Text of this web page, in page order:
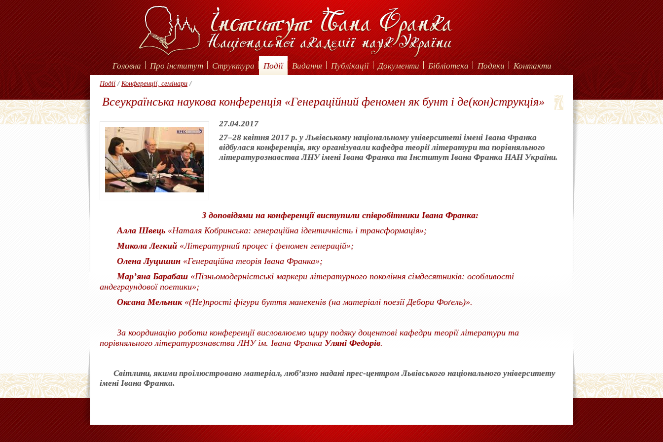
Головна Про інститут Структура Події Видання Публікації Документи Бібліотека Подяки Контакти
Події/ Конференції, семінари /
Всеукраїнська наукова конференція «Генераційний феномен як бунт і де(кон)струкція»
27.04.2017
27‒28 квітня 2017 р. у Львівському національному університеті імені Івана Франка
відбулася конференція, яку організували кафедра теорії літератури та порівняльного
літературознавства ЛНУ імені Івана Франка та Інститут Івана Франка НАН України.
З доповідями на конференції виступили співробітники Івана Франка:
Алла Швець «Наталя Кобринська: генераційна ідентичність і трансформація»;
Микола Легкий «Літературний процес і феномен генерацій»;
Олена Луцишин «Генераційна теорія Івана Франка»;
Мар’яна Барабаш «Пізньомодерністські маркери літературного покоління сімдесятників: особливості
андеграундової поетики»;
Оксана Мельник «(Не)прості фігури буття манекенів (на матеріалі поезії Дебори Фоґель)».
За координацію роботи конференції висловлюємо щиру подяку доцентові кафедри теорії літератури та
порівняльного літературознавства ЛНУ ім. Івана Франка Уляні Федорів.
Світлини, якими проілюстровано матеріал, люб’язно надані прес-центром Львівського національного університету
імені Івана Франка.